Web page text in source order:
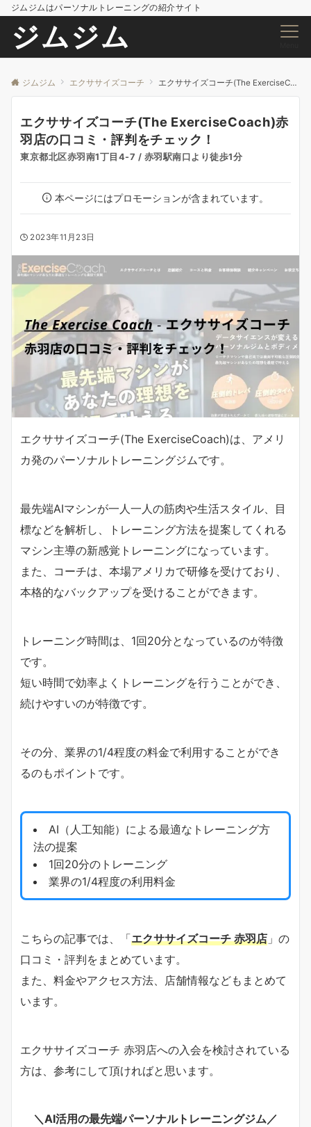
ジムジムはパーソナルトレーニングの紹介サイト
ジムジム
ジムジム エクササイズコーチ エクササイズコーチ(The ExerciseCoach)赤羽店の口コミ・評判をチェック！
エクササイズコーチ(The ExerciseCoach)赤
羽店の口コミ・評判をチェック！
東京都北区赤羽南1丁目4-7 / 赤羽駅南口より徒歩1分
本ページにはプロモーションが含まれています。
2023年11月23日
エクササイズコーチ(The ExerciseCoach)は、アメリ
カ発のパーソナルトレーニングジムです。
最先端AIマシンが一人一人の筋肉や生活スタイル、目
標などを解析し、トレーニング方法を提案してくれる
マシン主導の新感覚トレーニングになっています。
また、コーチは、本場アメリカで研修を受けており、
本格的なバックアップを受けることができます。
トレーニング時間は、1回20分となっているのが特徴
です。
短い時間で効率よくトレーニングを行うことができ、
続けやすいのが特徴です。
その分、業界の1/4程度の料金で利用することができ
るのもポイントです。
AI（人工知能）による最適なトレーニング方
法の提案
1回20分のトレーニング
業界の1/4程度の利用料金
こちらの記事では、「エクササイズコーチ 赤羽店 」の
口コミ・評判をまとめています。
また、料金やアクセス方法、店舗情報などもまとめて
います。
エクササイズコーチ 赤羽店への入会を検討されている
方は、参考にして頂ければと思います。
＼AI活用の最先端パーソナルトレーニングジム／